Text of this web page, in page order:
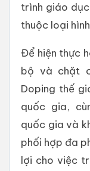
trình giáo
thuộc loại
Để hiện thực
bộ và chặt
Doping thế
quốc gia,
quốc gia và
phối hợp đa
lợi cho việc